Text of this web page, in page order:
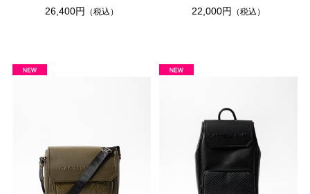
26,400円
（税込）
22,000円
（税込）